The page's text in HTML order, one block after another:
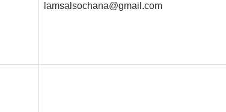
lamsalsochana@gmail.com